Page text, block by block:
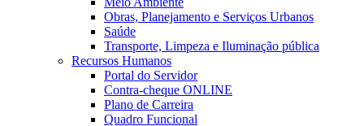
Obras, Planejamento e Serviços Urbanos
Saúde
Transporte, Limpeza e Iluminação pública
Recursos Humanos
Portal do Servidor
Contra-cheque ONLINE
Plano de Carreira
Quadro Funcional